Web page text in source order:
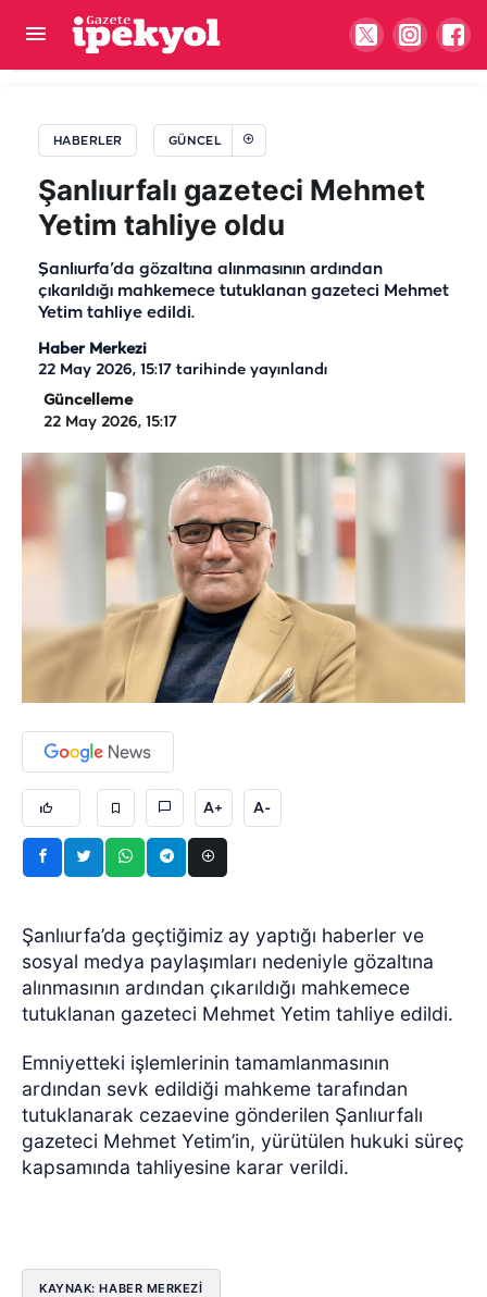
HABERLER GÜNCEL
Şanlıurfalı gazeteci Mehmet
Yetim tahliye oldu
Şanlıurfa’da gözaltına alınmasının ardından
çıkarıldığı mahkemece tutuklanan gazeteci Mehmet
Yetim tahliye edildi.
Haber Merkezi
22 May 2026, 15:17 tarihinde yayınlandı
Güncelleme
22 May 2026, 15:17
A+ A-
Şanlıurfa’da geçtiğimiz ay yaptığı haberler ve
sosyal medya paylaşımları nedeniyle gözaltına
alınmasının ardından çıkarıldığı mahkemece
tutuklanan gazeteci Mehmet Yetim tahliye edildi.
Emniyetteki işlemlerinin tamamlanmasının
ardından sevk edildiği mahkeme tarafından
tutuklanarak cezaevine gönderilen Şanlıurfalı
gazeteci Mehmet Yetim’in, yürütülen hukuki süreç
kapsamında tahliyesine karar verildi.
KAYNAK: HABER MERKEZİ
Gıda denetimlerinde temmuz ayı bilançosu: 107